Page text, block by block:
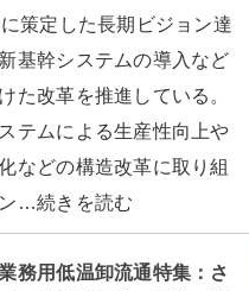
策定した長期ビジョン達
基幹システムの導入など
た改革を推進している。
テムによる生産性向上や
などの構造改革に取り組
…続きを読む
務用低温卸流通特集：さ